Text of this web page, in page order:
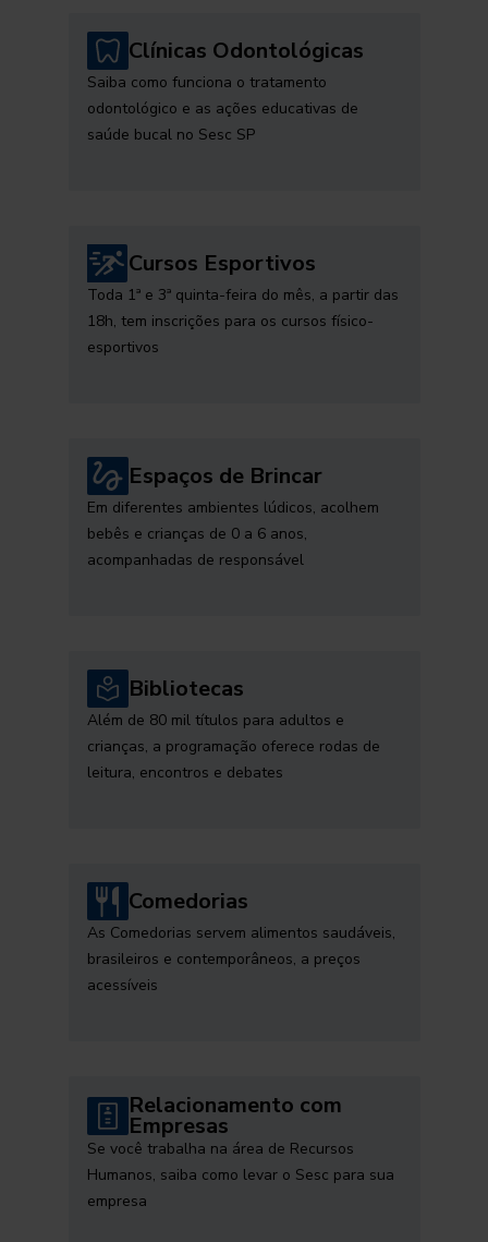
Clínicas Odontológicas
Saiba como funciona o tratamento
odontológico e as ações educativas de
saúde bucal no Sesc SP
Cursos Esportivos
Toda 1ª e 3ª quinta-feira do mês, a partir das
18h, tem inscrições para os cursos físico-
esportivos
Espaços de Brincar
Em diferentes ambientes lúdicos, acolhem
bebês e crianças de 0 a 6 anos,
acompanhadas de responsável
Bibliotecas
Além de 80 mil títulos para adultos e
crianças, a programação oferece rodas de
leitura, encontros e debates
Comedorias
As Comedorias servem alimentos saudáveis,
brasileiros e contemporâneos, a preços
acessíveis
Relacionamento com
Empresas
Se você trabalha na área de Recursos
Humanos, saiba como levar o Sesc para sua
empresa